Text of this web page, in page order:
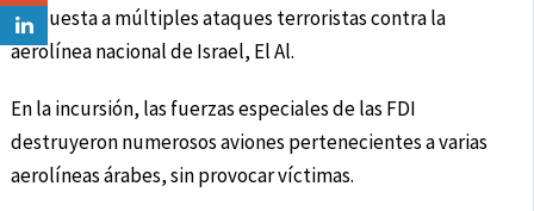
respuesta a múltiples ataques terroristas contra la
aerolínea nacional de Israel, El Al.
En la incursión, las fuerzas especiales de las FDI
destruyeron numerosos aviones pertenecientes a varias
aerolíneas árabes, sin provocar víctimas.